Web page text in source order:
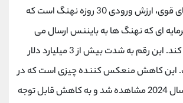
دیگر از شاخص های قوی، ارزش ورودی 30 روزه نهنگ است که
ای که نهنگ ها به بایننس ارسال می
کنند را ردیابی می کند. این رقم به شدت بیش از 3 میلیارد دلار
این کاهش منعکس کننده چیزی است که در
طی یک اصلاح در سال 2024 مشاهده شد و به کاهش قابل توجه